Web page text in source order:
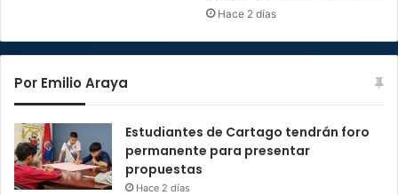
Hace 2 días
Por Emilio Araya
Estudiantes de Cartago tendrán foro
permanente para presentar
propuestas
Hace 2 días